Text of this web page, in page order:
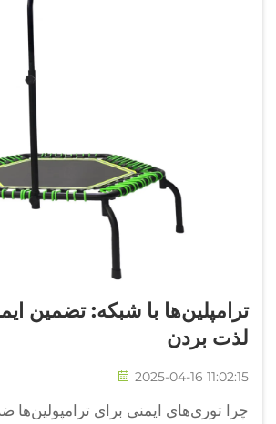
ترامپلین‌ها با شبکه: تضمین
لذت بردن
2025-04-16 11:02:15
چرا توری‌های ایمنی برای ترامپولین‌ها